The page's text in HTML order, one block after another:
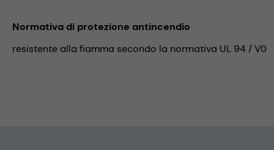
Normativa di protezione antincendio
resistente alla fiamma secondo la normativa UL 94 / V0